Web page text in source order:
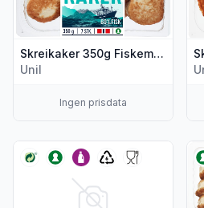
Skreikaker 350g Fiskemannen
Unil
Ingen prisdata
Vis flere detaljer for produktet